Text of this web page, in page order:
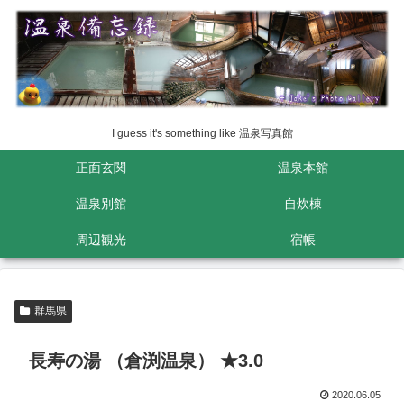
I guess it's something like 温泉写真館
正面玄関 温泉本館
温泉別館 自炊棟
周辺観光 宿帳
群馬県
長寿の湯 （倉渕温泉） ★3.0
2020.06.05